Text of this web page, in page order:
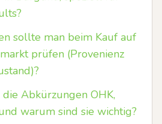
sollte man beim Kauf auf
prüfen (Provenienz
Abkürzungen OHK,
warum sind sie wichtig?